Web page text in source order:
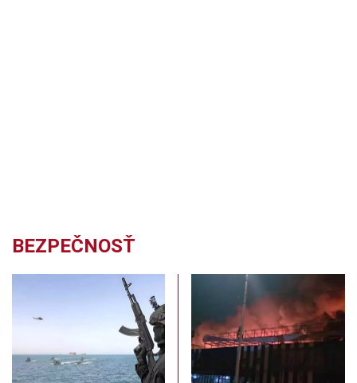
BEZPEČNOSŤ